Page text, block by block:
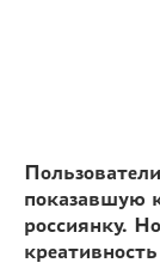
показавшую
россиянку.
креативность